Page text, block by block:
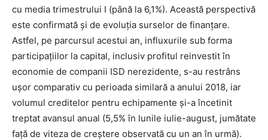
cu media trimestrului I (până la 6,1%). Această perspectivă
este confirmată și de evoluția surselor de finanțare.
Astfel, pe parcursul acestui an, influxurile sub forma
participațiilor la capital, inclusiv profitul reinvestit în
economie de companii ISD nerezidente, s-au restrâns
ușor comparativ cu perioada similară a anului 2018, iar
volumul creditelor pentru echipamente și-a încetinit
treptat avansul anual (5,5% în lunile iulie-august, jumătate
față de viteza de creștere observată cu un an în urmă).